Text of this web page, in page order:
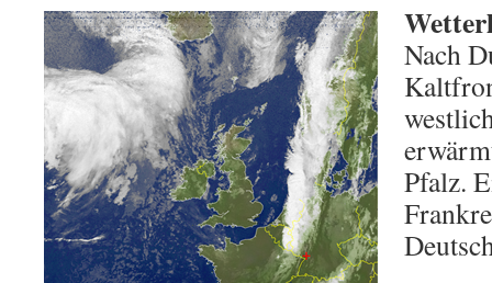
Nach
Pfalz.